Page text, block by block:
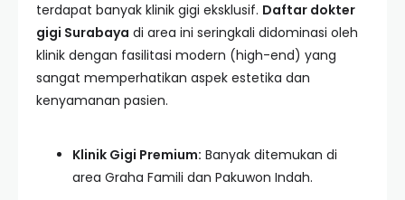
terdapat banyak klinik gigi eksklusif. Daftar dokter
gigi Surabaya di area ini seringkali didominasi oleh
klinik dengan fasilitasi modern (high-end) yang
sangat memperhatikan aspek estetika dan
kenyamanan pasien.
Klinik Gigi Premium: Banyak ditemukan di
area Graha Famili dan Pakuwon Indah.